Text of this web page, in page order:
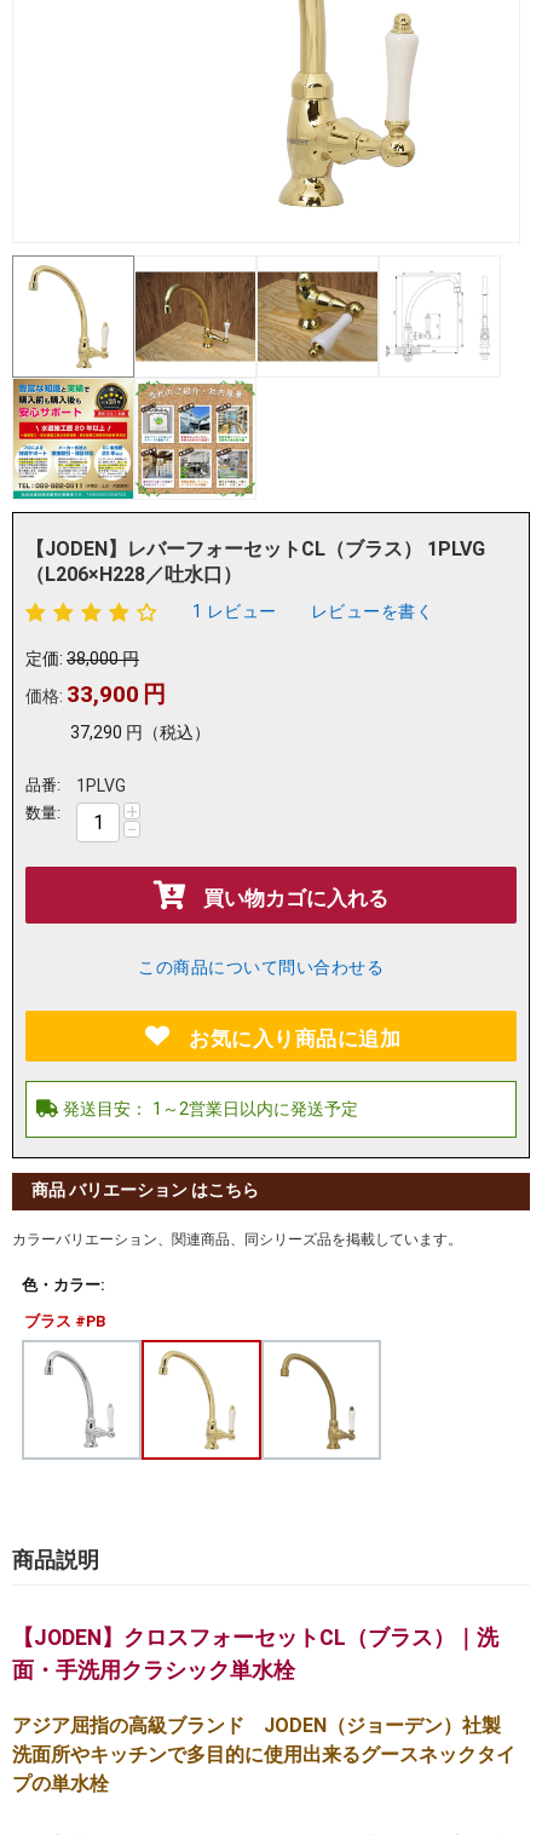
【JODEN】レバーフォーセットCL（ブラス） 1PLVG
（L206×H228／吐水口）
1 レビュー レビューを書く
定価: 38,000円
価格: 33,900 円
37,290 円 （税込）
品番: 1PLVG
数量: +
−
買い物カゴに入れる
この商品について問い合わせる
お気に入り商品に追加
商品 バリエーション はこちら
カラーバリエーション、関連商品、同シリーズ品を掲載しています。
色・カラー:
ブラス #PB
商品説明
【JODEN】クロスフォーセットCL（ブラス）｜洗
面・手洗用クラシック単水栓
アジア屈指の高級ブランド JODEN（ジョーデン）社製
洗面所やキッチンで多目的に使用出来るグースネックタイ
プの単水栓